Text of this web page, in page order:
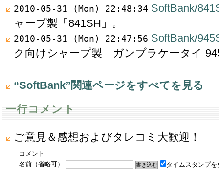
2010-05-31 (Mon) 22:48:34 SoftBank/
ャープ製「841SH」。
2010-05-31 (Mon) 22:47:56 SoftBank/
ク向けシャープ製「ガンプラケータイ
“SoftBank”関連ページをすべてを見る
一行コメント
ご意見＆感想およびタレコミ大歓迎！
コメント
名前（省略可）
タイムスタンプを